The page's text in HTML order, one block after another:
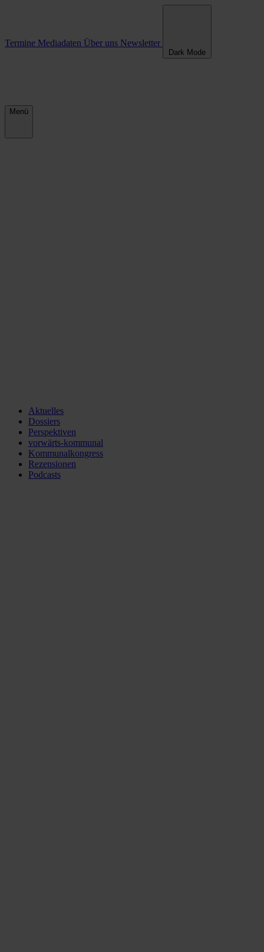
Termine Mediadaten Über uns Newsletter
Dark Mode
Menü
Aktuelles
Dossiers
Perspektiven
vorwärts-kommunal
Kommunalkongress
Rezensionen
Podcasts